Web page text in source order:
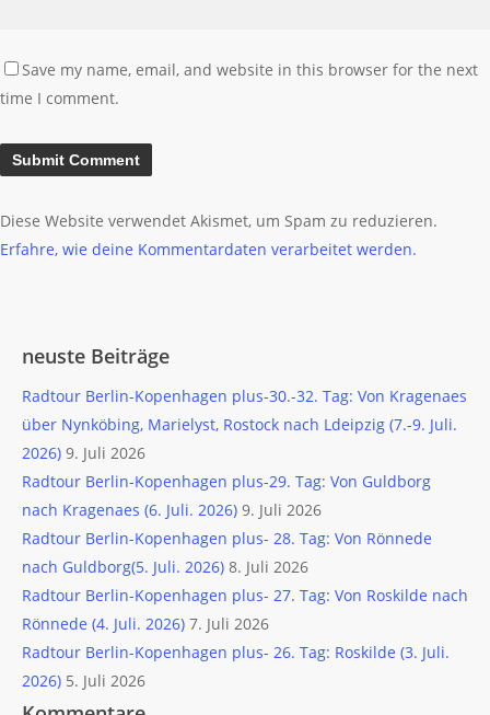
Save my name, email, and website in this browser for the next
time I comment.
Diese Website verwendet Akismet, um Spam zu reduzieren.
Erfahre, wie deine Kommentardaten verarbeitet werden.
neuste Beiträge
Radtour Berlin-Kopenhagen plus-30.-32. Tag: Von Kragenaes
über Nynköbing, Marielyst, Rostock nach Ldeipzig (7.-9. Juli.
2026) 9. Juli 2026
Radtour Berlin-Kopenhagen plus-29. Tag: Von Guldborg
nach Kragenaes (6. Juli. 2026) 9. Juli 2026
Radtour Berlin-Kopenhagen plus- 28. Tag: Von Rönnede
nach Guldborg(5. Juli. 2026) 8. Juli 2026
Radtour Berlin-Kopenhagen plus- 27. Tag: Von Roskilde nach
Rönnede (4. Juli. 2026) 7. Juli 2026
Radtour Berlin-Kopenhagen plus- 26. Tag: Roskilde (3. Juli.
2026) 5. Juli 2026